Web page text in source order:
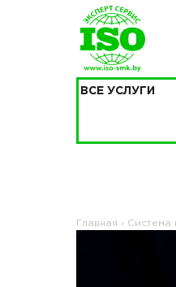
ВСЕ УСЛУГИ
Главная › Система